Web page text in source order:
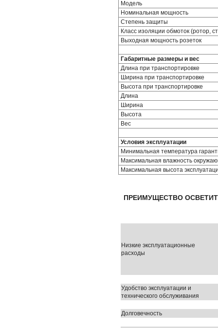
Модель
Номинальная мощность
Степень защиты
Класс изоляции обмоток (ротор,
Выходная мощность розеток
Габаритные размеры и вес
Длина при транспортировке
Ширина при транспортировке
Высота при транспортировке
Длина
Ширина
Высота
Вес
Условия эксплуатации
Минимальная температура
Максимальная влажность
Максимальная высота
ПРЕИМУЩЕСТВО
Низкие эксплуатационные
расходы
Удобство эксплуатации и
технического обслуживания
Долговечность